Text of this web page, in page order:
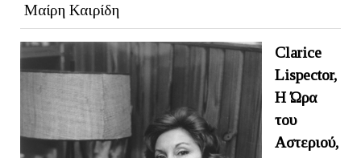
Μαίρη Καιρίδη
Clarice
Lispector,
Η Ώρα
του
Αστεριού,